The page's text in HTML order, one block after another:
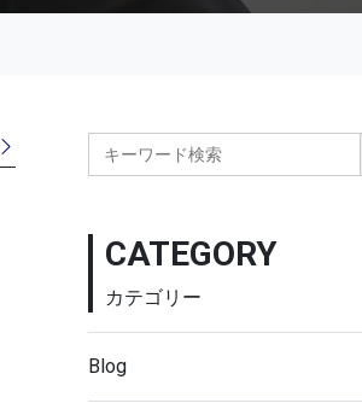
Search
for:
CATEGORY
カテゴリー
Blog